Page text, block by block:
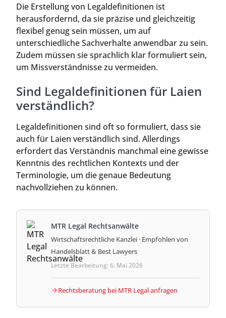
Die Erstellung von Legaldefinitionen ist
herausfordernd, da sie präzise und gleichzeitig
flexibel genug sein müssen, um auf
unterschiedliche Sachverhalte anwendbar zu sein.
Zudem müssen sie sprachlich klar formuliert sein,
um Missverständnisse zu vermeiden.
Sind Legaldefinitionen für Laien
verständlich?
Legaldefinitionen sind oft so formuliert, dass sie
auch für Laien verständlich sind. Allerdings
erfordert das Verständnis manchmal eine gewisse
Kenntnis des rechtlichen Kontexts und der
Terminologie, um die genaue Bedeutung
nachvollziehen zu können.
MTR Legal Rechtsanwälte
Wirtschaftsrechtliche Kanzlei · Empfohlen von
Handelsblatt & Best Lawyers
Letzte Bearbeitung: 6. Mai 2026
Rechtsberatung bei MTR Legal anfragen